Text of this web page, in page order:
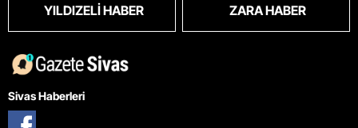
YILDIZELI HABER ZARA HABER
Sivas Haberleri